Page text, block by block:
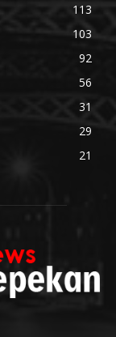
113
103
92
56
31
29
21